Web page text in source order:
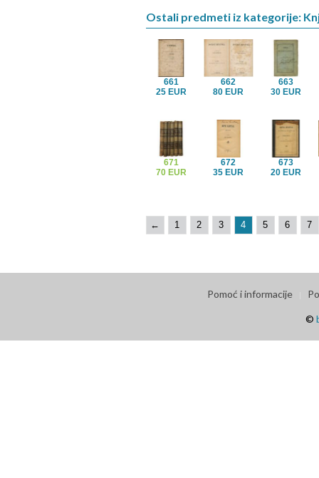
Ostali predmeti iz kategorije:
661
25 EUR
662
80 EUR
663
30 EUR
671
70 EUR
672
35 EUR
673
20 EUR
← 1 2 3 4 5 6 7
Pomoć i informacije
©